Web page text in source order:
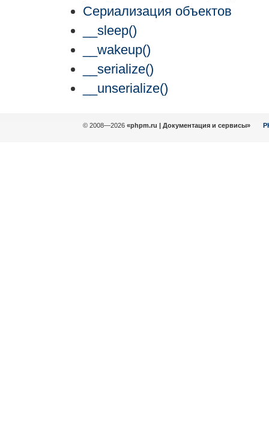
Сериализация объектов
__sleep()
__wakeup()
__serialize()
__unserialize()
© 2008—2026 «phpm.ru | Документация и сервисы»